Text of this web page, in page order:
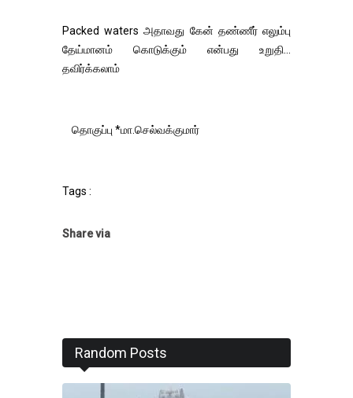
Packed waters அதாவது கேன் தண்ணீர் எலும்பு
தேய்மானம் கொடுக்கும் என்பது உறுதி...
தவிர்க்கலாம்
தொகுப்பு *மா.செல்வக்குமார்
Tags :
Share via
Random Posts